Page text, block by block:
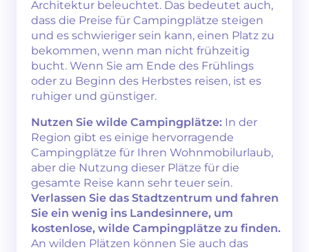
Architektur beleuchtet. Das bedeutet auch,
dass die Preise für Campingplätze steigen
und es schwieriger sein kann, einen Platz zu
bekommen, wenn man nicht frühzeitig
bucht. Wenn Sie am Ende des Frühlings
oder zu Beginn des Herbstes reisen, ist es
ruhiger und günstiger.
Nutzen Sie wilde Campingplätze: In der
Region gibt es einige hervorragende
Campingplätze für Ihren Wohnmobilurlaub,
aber die Nutzung dieser Plätze für die
gesamte Reise kann sehr teuer sein.
Verlassen Sie das Stadtzentrum und fahren
Sie ein wenig ins Landesinnere, um
kostenlose, wilde Campingplätze zu finden.
An wilden Plätzen können Sie auch das